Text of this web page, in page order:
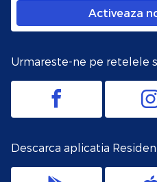
Activeaza
Urmareste-ne pe retelele
Descarca aplicatia